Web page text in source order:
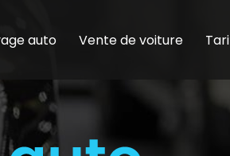
auto Vente de voiture